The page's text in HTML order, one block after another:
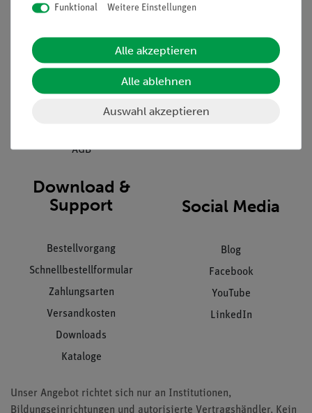
Stellenangebote
Kontakt
Hinweisgeberschutz
Datenschutz
AGB
Einräumservice
Inbetriebnahme & Schulungen
Download &
Support
Bestellvorgang
Schnellbestellformular
Zahlungsarten
Versandkosten
Downloads
Kataloge
Social Media
Blog
Facebook
YouTube
LinkedIn
Unser Angebot richtet sich nur an Institutionen,
Bildungseinrichtungen und autorisierte Vertragshändler. Kein
Funktional Weitere Einstellungen
Alle akzeptieren
Alle ablehnen
Auswahl akzeptieren